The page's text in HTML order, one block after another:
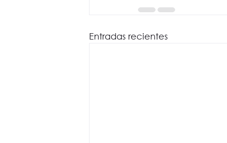
Entradas recientes